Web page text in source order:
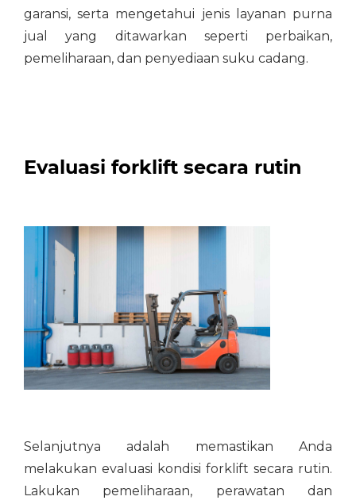
garansi, serta mengetahui jenis layanan purna
jual yang ditawarkan seperti perbaikan,
pemeliharaan, dan penyediaan suku cadang.
Evaluasi forklift secara rutin
Selanjutnya adalah memastikan Anda
melakukan evaluasi kondisi forklift secara rutin.
Lakukan pemeliharaan, perawatan dan